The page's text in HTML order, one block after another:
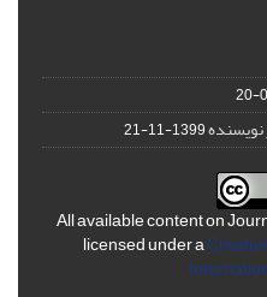
1399-11-21
All available content on
licensed under a